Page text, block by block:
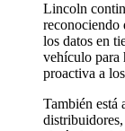
Lincoln
reconociendo
los datos en
vehículo para
proactiva a
También está